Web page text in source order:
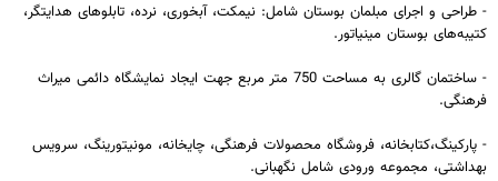
- طراحی و اجرای مبلمان بوستان شامل: نیمکت، آبخوری، نرده، تابلوهای هدایتگر،
کتیبه‌های بوستان مینیاتور.
- ساختمان گالری به مساحت 750 متر مربع جهت ایجاد نمایشگاه دائمی میراث
فرهنگی.
- پارکینگ،کتابخانه، فروشگاه محصولات فرهنگی، چایخانه، مونیتورینگ، سرویس
بهداشتی، مجموعه ورودی شامل نگهبانی.